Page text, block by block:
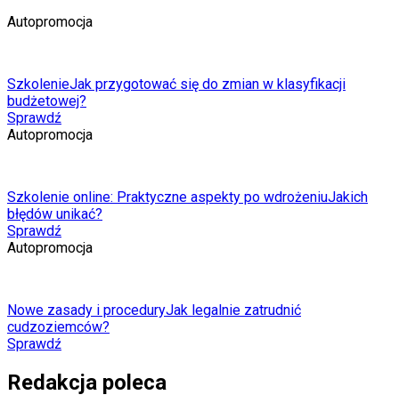
Autopromocja
SzkolenieJak przygotować się do zmian w klasyfikacji
budżetowej?
Sprawdź
Autopromocja
Szkolenie online: Praktyczne aspekty po wdrożeniuJakich
błędów unikać?
Sprawdź
Autopromocja
Nowe zasady i proceduryJak legalnie zatrudnić
cudzoziemców?
Sprawdź
Redakcja poleca